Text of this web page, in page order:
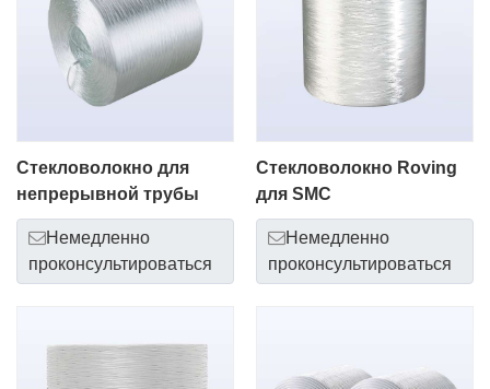
Стекловолокно для
непрерывной трубы
Немедленно
проконсультироваться
Стекловолокно Roving
для SMC
Немедленно
проконсультироваться